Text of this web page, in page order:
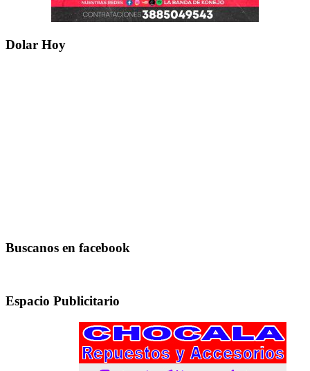
Dolar Hoy
Buscanos en facebook
Espacio Publicitario